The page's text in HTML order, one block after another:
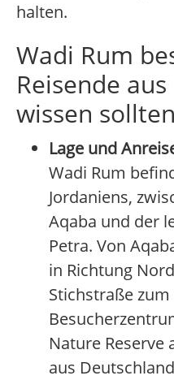
halten.
Wadi Rum
Reisende
wissen sollten
Lage und
Wadi Rum
Jordaniens,
Aqaba und der
Petra. Von
in Richtung
Stichstraße
Nature Reserve
aus